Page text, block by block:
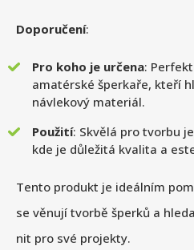
Doporučení:
Pro koho je určena:
amatérské šperkaře, kteří
návlekový materiál.
Použití: Skvělá pro tvorbu
kde je důležitá kvalita a
Tento produkt je ideálním
se věnují tvorbě šperků a
nit pro své projekty.